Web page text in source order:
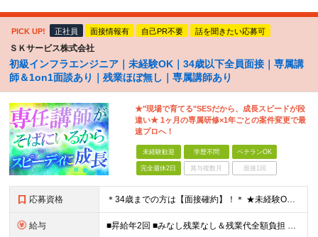
PICK UP! 正社員 面接情報有 自己PR不要 話を聞きたい応募可
ＳＫサービス株式会社
初級インフラエンジニア｜未経験OK｜34歳以下全員面接｜専属講
師＆1on1面談あり｜残業ほぼ無し｜専属講師あり
★"現場で育てる"SESだから、成長スピードが段
違い★ 1ヶ月の専属研修×1年ごとの案件変更で最
速プロへ！
未経験歓迎 学歴不問 ベテランOK
完全週休2日 賞与複数月 面接1回
応募資格 ＊34歳までの方は【面接確約】！＊ ★未経験OK＆経歴一切不問！ ★正社員デビューの方も歓迎します！ ★第二新卒・既卒歓迎 ★学歴不問 ＊専属の講師や1on1のサポートもあり、安心してスタートできま
給与 ■昇給年2回 ■みなし残業なし＆残業代全額負担 ■資格取得報奨金あり（5,000円～10万円） ★IT系の資格をお持ちの方は【月給30万円～】スタートが可能！ 月給21万5000円～60万円 未経